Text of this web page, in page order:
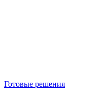
Готовые решения